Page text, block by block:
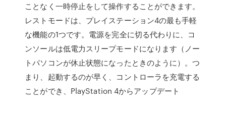
ことなく一時停止をして操作することができます。
レストモードは、プレイステーション4の最も手軽
な機能の1つです。電源を完全に切る代わりに、コ
ンソールは低電力スリープモードになります（ノー
トパソコンが休止状態になったときのように）。つ
まり、起動するのが早く、コントローラを充電する
ことができ、PlayStation 4からアップデート